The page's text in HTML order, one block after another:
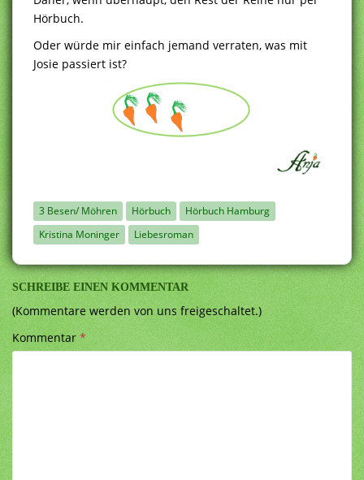
Hörbuch.
Oder würde mir einfach jemand verraten, was mit
Josie passiert ist?
3 Besen/ Möhren Hörbuch
Hörbuch Hamburg
Kristina Moninger
Liebesroman
SCHREIBE EINEN KOMMENTAR
(Kommentare werden von uns freigeschaltet.)
Kommentar*